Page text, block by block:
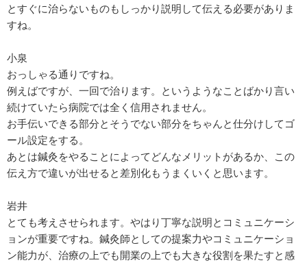
とすぐに治らないものもしっかり説明して伝える必要がありま
すね。
小泉
おっしゃる通りですね。
例えばですが、一回で治ります。というようなことばかり言い
続けていたら病院では全く信用されません。
お手伝いできる部分とそうでない部分をちゃんと仕分けしてゴ
ール設定をする。
あとは鍼灸をやることによってどんなメリットがあるか、この
伝え方で違いが出せると差別化もうまくいくと思います。
岩井
とても考えさせられます。やはり丁寧な説明とコミュニケーシ
ョンが重要ですね。鍼灸師としての提案力やコミュニケーショ
ン能力が、治療の上でも開業の上でも大きな役割を果たすと感